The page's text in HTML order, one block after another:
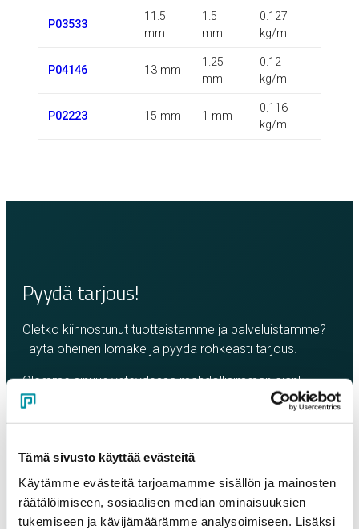
Tämä sivusto käyttää evästeitä
Käytämme evästeitä tarjoamamme sisällön ja mainosten
räätälöimiseen, sosiaalisen median ominaisuuksien
tukemiseen ja kävijämäärämme analysoimiseen. Lisäksi
P03533
11.5
mm
1.5
mm
0.127
kg/m
P04146 13 mm
1.25
mm
0.12
kg/m
P02223 15 mm 1 mm
0.116
kg/m
Pyydä tarjous!
Oletko kiinnostunut tuotteistamme ja palveluistamme?
Täytä oheinen lomake ja pyydä rohkeasti tarjous.
Olemme sinuun yhteydessä mahdollisimman pian!
Yritys
Yhteyshenkilö*